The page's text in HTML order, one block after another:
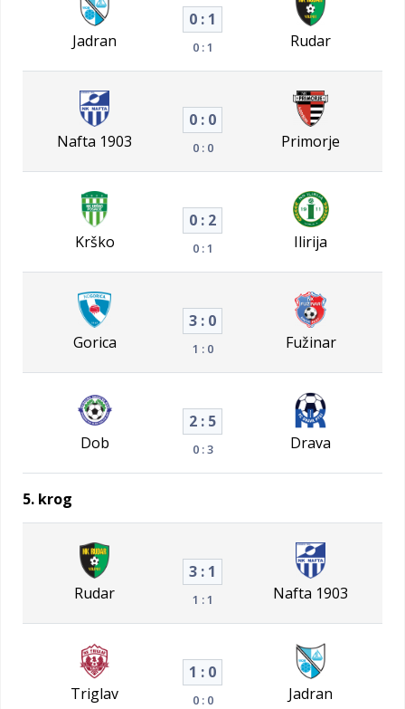
Jadran
0 : 1
0 : 1 Rudar
Nafta 1903
0 : 0
0 : 0 Primorje
Krško
0 : 2
0 : 1 Ilirija
Gorica
3 : 0
1 : 0 Fužinar
Dob
2 : 5
0 : 3 Drava
5. krog
Rudar
3 : 1
1 : 1 Nafta 1903
Triglav
1 : 0
0 : 0 Jadran